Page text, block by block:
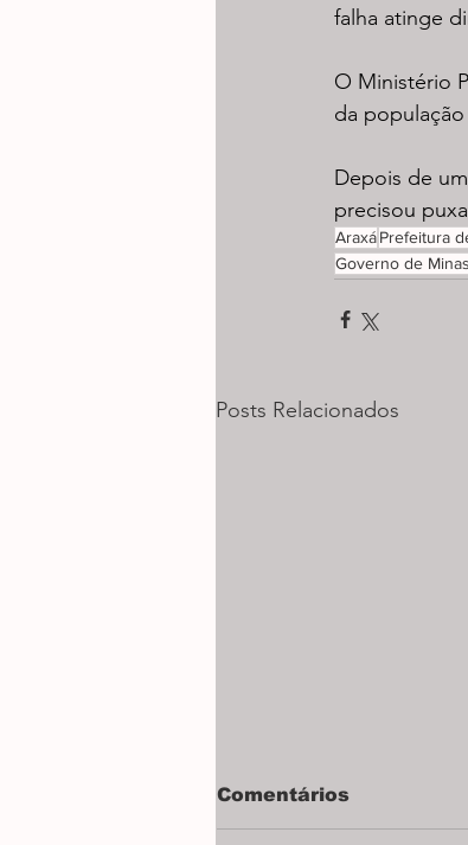
falha atinge
O Ministério
da
Depois de
precisou
AraxáPrefeitura
Governo de Minas
Posts Relacionados
Repasses atrasados
deixam médicos
pagamento
Comentários